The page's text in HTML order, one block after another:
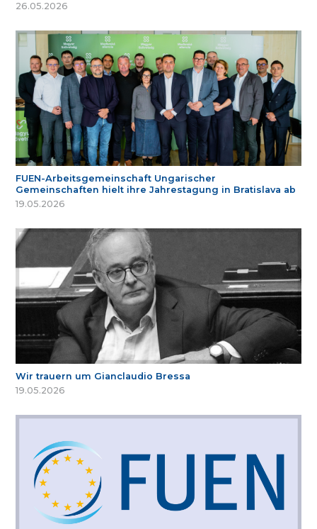
26.05.2026
FUEN-Arbeitsgemeinschaft Ungarischer
Gemeinschaften hielt ihre Jahrestagung in Bratislava ab
19.05.2026
Wir trauern um Gianclaudio Bressa
19.05.2026